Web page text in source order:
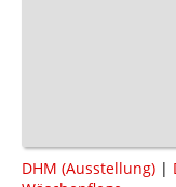
DHM (Ausstellung) |